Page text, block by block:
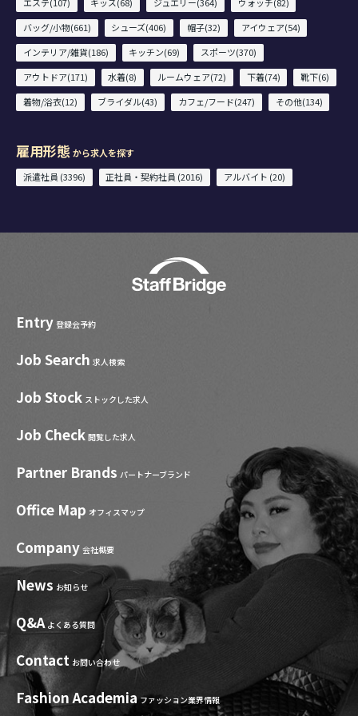
バッグ/小物(661)
シューズ(406) 帽子(32)
アイウェア(54)
インテリア/雑貨(186)
キッチン(69)
スポーツ(370)
アウトドア(171)
水着(8) ルームウェア(72) 下着(74)
靴下(6)
着物/浴衣(12)
ブライダル(43) カフェ/フード(247) その他(134)
雇用形態 から求人を探す
派遣社員 (3396)
正社員・契約社員 (2016) アルバイト (20)
Entry 登録会予約
Job Search 求人検索
Job Stock ストックした求人
Job Check 閲覧した求人
Partner Brands パートナーブランド
Office Map オフィスマップ
Company 会社概要
News お知らせ
Q&A よくある質問
Contact お問い合わせ
Fashion Academia ファッション業界情報